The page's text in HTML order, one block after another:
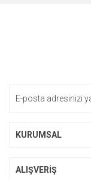
KURUMSAL
ALIŞVERİŞ